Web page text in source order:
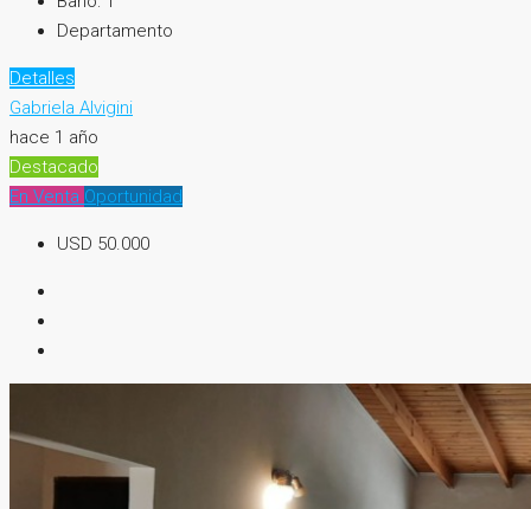
Departamento
Detalles
Gabriela Alvigini
hace 1 año
Destacado
En Venta Oportunidad
USD 50.000